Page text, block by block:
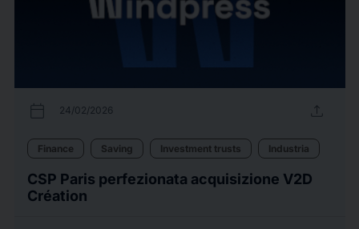
calendar_today 24/02/2026 upload
Finance Saving Investment trusts Industria
CSP Paris perfezionata acquisizione V2D
Création